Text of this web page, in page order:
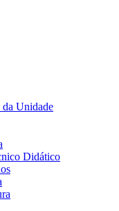
Unidade
Didático